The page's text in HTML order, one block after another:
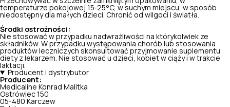
temperaturze pokojowej 15‑25°C, w suchym miejscu, w sposób
niedostępny dla małych dzieci. Chronić od wilgoci i światła.
Środki ostrożności:
Nie stosować w przypadku nadwrażliwości na którykolwiek ze
składników. W przypadku występowania chorób lub stosowania
produktów leczniczych skonsultować przyjmowanie suplementu
diety z lekarzem. Nie stosować u dzieci, kobiet w ciąży i w trakcie
laktacji.
Producent i dystrybutor
Producent:
Medicaline Konrad Malitka
Ostrówiec 150
05-480 Karczew